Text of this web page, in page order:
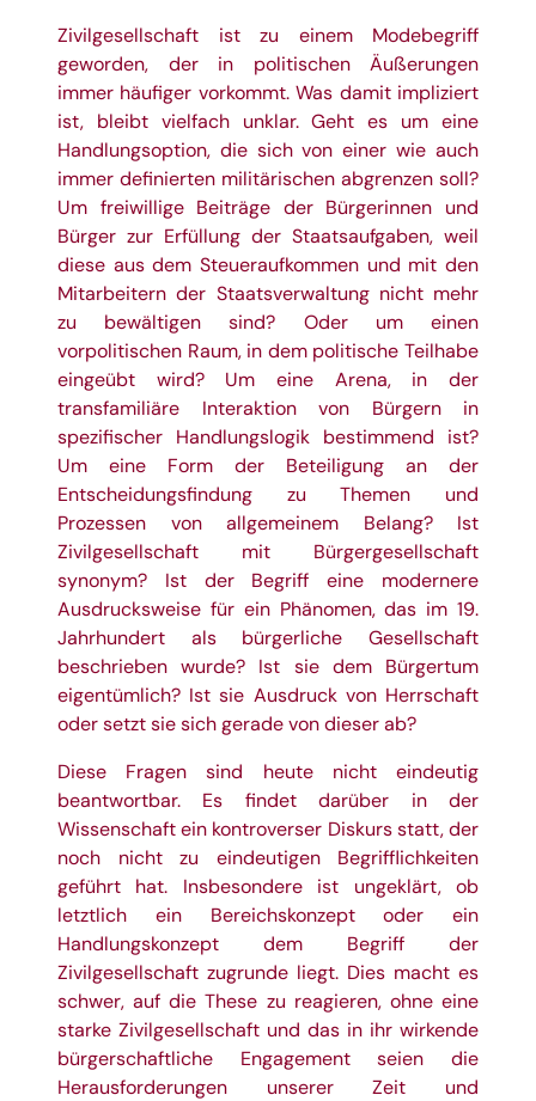
Zivilgesellschaft ist zu einem Modebegriff
geworden, der in politischen Äußerungen
immer häufiger vorkommt. Was damit impliziert
ist, bleibt vielfach unklar. Geht es um eine
Handlungsoption, die sich von einer wie auch
immer definierten militärischen abgrenzen soll?
Um freiwillige Beiträge der Bürgerinnen und
Bürger zur Erfüllung der Staatsaufgaben, weil
diese aus dem Steueraufkommen und mit den
Mitarbeitern der Staatsverwaltung nicht mehr
zu bewältigen sind? Oder um einen
vorpolitischen Raum, in dem politische Teilhabe
eingeübt wird? Um eine Arena, in der
transfamiliäre Interaktion von Bürgern in
spezifischer Handlungslogik bestimmend ist?
Um eine Form der Beteiligung an der
Entscheidungsfindung zu Themen und
Prozessen von allgemeinem Belang? Ist
Zivilgesellschaft mit Bürgergesellschaft
synonym? Ist der Begriff eine modernere
Ausdrucksweise für ein Phänomen, das im 19.
Jahrhundert als bürgerliche Gesellschaft
beschrieben wurde? Ist sie dem Bürgertum
eigentümlich? Ist sie Ausdruck von Herrschaft
oder setzt sie sich gerade von dieser ab?
Diese Fragen sind heute nicht eindeutig
beantwortbar. Es findet darüber in der
Wissenschaft ein kontroverser Diskurs statt, der
noch nicht zu eindeutigen Begrifflichkeiten
geführt hat. Insbesondere ist ungeklärt, ob
letztlich ein Bereichskonzept oder ein
Handlungskonzept dem Begriff der
Zivilgesellschaft zugrunde liegt. Dies macht es
schwer, auf die These zu reagieren, ohne eine
starke Zivilgesellschaft und das in ihr wirkende
bürgerschaftliche Engagement seien die
Herausforderungen unserer Zeit und